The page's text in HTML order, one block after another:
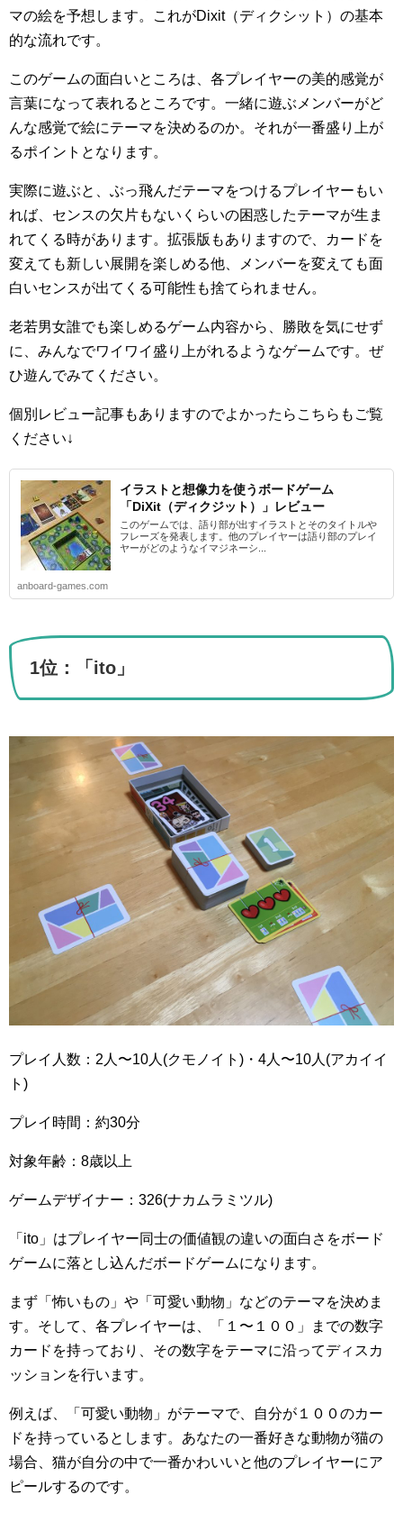
マの絵を予想します。これがDixit（ディクシット）の基本
的な流れです。
このゲームの面白いところは、各プレイヤーの美的感覚が
言葉になって表れるところです。一緒に遊ぶメンバーがど
んな感覚で絵にテーマを決めるのか。それが一番盛り上が
るポイントとなります。
実際に遊ぶと、ぶっ飛んだテーマをつけるプレイヤーもい
れば、センスの欠片もないくらいの困惑したテーマが生ま
れてくる時があります。拡張版もありますので、カードを
変えても新しい展開を楽しめる他、メンバーを変えても面
白いセンスが出てくる可能性も捨てられません。
老若男女誰でも楽しめるゲーム内容から、勝敗を気にせず
に、みんなでワイワイ盛り上がれるようなゲームです。ぜ
ひ遊んでみてください。
個別レビュー記事もありますのでよかったらこちらもご覧
ください↓
イラストと想像力を使うボードゲーム
「DiXit（ディクジット）」レビュー
このゲームでは、語り部が出すイラストとそのタイトルや
フレーズを発表します。他のプレイヤーは語り部のプレイ
ヤーがどのようなイマジネーシ...
anboard-games.com
1位：「ito」
プレイ人数：2人〜10人(クモノイト)・4人〜10人(アカイイ
ト)
プレイ時間：約30分
対象年齢：8歳以上
ゲームデザイナー：326(ナカムラミツル)
「ito」はプレイヤー同士の価値観の違いの面白さをボード
ゲームに落とし込んだボードゲームになります。
まず「怖いもの」や「可愛い動物」などのテーマを決めま
す。そして、各プレイヤーは、「１〜１００」までの数字
カードを持っており、その数字をテーマに沿ってディスカ
ッションを行います。
例えば、「可愛い動物」がテーマで、自分が１００のカー
ドを持っているとします。あなたの一番好きな動物が猫の
場合、猫が自分の中で一番かわいいと他のプレイヤーにア
ピールするのです。